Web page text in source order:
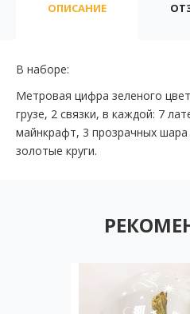
ОПИСАНИЕ
В наборе:
Метровая цифра зеленого
грузе, 2 связки, в каждой: 7
майнкрафт, 3 прозрачных
золотые круги.